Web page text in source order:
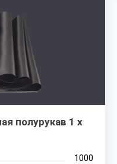
полурукав 1 х
1000